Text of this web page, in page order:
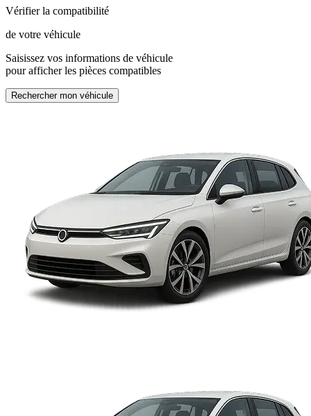
Vérifier la compatibilité
de votre véhicule
Saisissez vos informations de véhicule
pour afficher les pièces compatibles
Rechercher mon véhicule